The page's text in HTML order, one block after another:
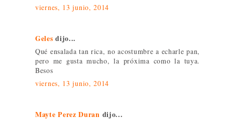
viernes, 13 junio, 2014
Geles dijo...
Qué ensalada tan rica, no acostumbre a echarle pan,
pero me gusta mucho, la próxima como la tuya.
Besos
viernes, 13 junio, 2014
Mayte Perez Duran dijo...